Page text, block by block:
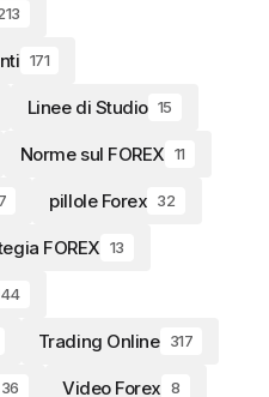
171
Linee di Studio 15
Norme sul FOREX 11
pillole Forex 32
FOREX 13
Trading Online 317
36 Video Forex 8